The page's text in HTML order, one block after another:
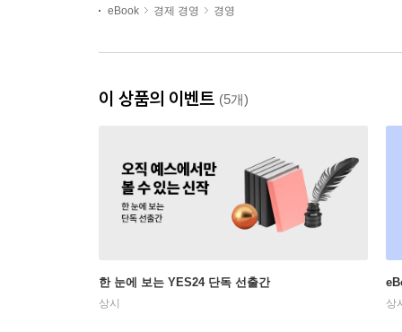
eBook 경제 경영 경영
이 상품의 이벤트 (5개)
한 눈에 보는 YES24 단독 선출간
상시 상